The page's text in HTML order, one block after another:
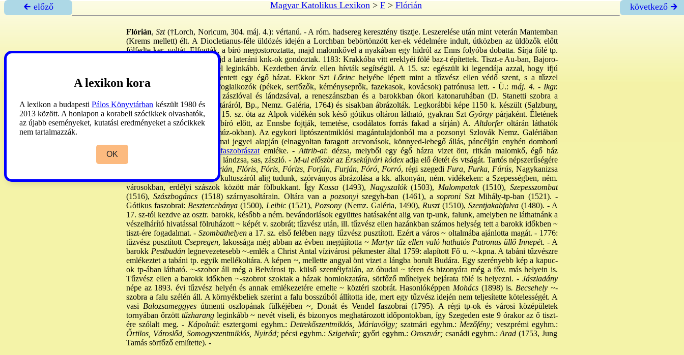
🡰 előző Magyar Katolikus Lexikon> F> Flórián következő 🡲
Flórián, Szt(†Lorch, Noricum, 304. máj. 4.): vértanú. - A róm. hadsereg keresztény tisztje. Leszerelése után mint veterán Mantemban
(Krems mellett) élt. A Diocletianus-féle üldözés idején a Lorchban bebörtönzött ker-ek védelmére indult, útközben az üldözők előtt
fölfedte ker. voltát. Elfogták, a bíró megostoroztatta, majd malomkővel a nyakában egy hídról az Enns folyóba dobatta. Sírja fölé tp.
épült, melyet a bencések, majd a lateráni knk-ok gondoztak. 1183: Krakkóba vitt ereklyéi fölé baz-t építettek. Tiszt-e Au-ban, Bajoro-
ban és Lengyo-ban terjedt el leginkább. Kezdetben árvíz ellen hívták segítségül. A 15. sz: egészült ki legendája azzal, hogy ifjú
korában imádságával megmentett egy égő házat. Ekkor Szt Lőrinc helyébe lépett mint a tűzvész ellen védő szent, s a tűzzel
kapcsolatos mesterségekkel foglalkozók (pékek, serfőzők, kéményseprők, fazekasok, kovácsok) patrónusa lett. - Ü.: máj. 4. - Ikgr.
Lovagi ruhában, páncélban, zászlóval és lándzsával, a reneszánszban és a barokkban ókori katonaruhában (D. Stanetti szobra a
körmöcbányai Mária-tp. főoltáráról, Bp., Nemz. Galéria, 1764) és sisakban ábrázolták. Legkorábbi képe 1150 k. készült (Salzburg,
Nonnberg-tp.). Álló alakja a 15. sz. óta az Alpok vidékén sok késő gótikus oltáron látható, gyakran Szt György párjaként. Életének
jelenetei (búcsú szüleitől, a bíró előtt, az Ennsbe fojtják, temetése, csodálatos forrás fakad a sírján) A. Altdorferoltárán láthatók
(1510/15 k., ma különféle múz-okban). Az egykori liptószentmiklósi magántulajdonból ma a pozsonyi Szlovák Nemz. Galériában
őrzött, 1490 k. faszobra formai jegyei alapján (elnagyoltan faragott arcvonások, könnyed-lebegő állás, páncélján enyhén domború
→faszobrászatemléke. - Attrib-ai: dézsa, melyből egy égő házra vizet önt, ritkán malomkő, égő ház
(Kefemarkt, főoltár, 1490 k.), lándzsa, sas, zászló. - M-ul előszöraz Érsekújvári kódex adja elő életét és vtságát. Tartós népszerűségére
Flórián, Flóris, Fóris, Fórizs, Forján, Furján, Fóró, Forró, régi szegedi Fura, Furka, Fúrús, Nagykanizsa
vidékén:Furgyán. - Kk. m. kultuszáról alig tudunk, szórványos ábrázolása a kk. alkonyán, ném. vidékeken: a Szepességben, ném.
városokban, erdélyi szászok között már fölbukkant. ÍgyKassa (1493), Nagyszalók(1503), Malompatak(1510), Szepesszombat
(1516), Szászbogáncs (1518) szárnyasoltárain. Oltára van a pozsonyiszegyh-ban (1461), a soproni Szt Mihály-tp-ban (1521). -
Gótikus faszobrai: Besztercebánya (1500), Leibic (1521), Pozsony (Nemz. Galéria, 1490), Ruszt(1510), Szentjakabfalva(1480). - A
17. sz-tól kezdve az osztr. barokk, később a ném. bevándorlások együttes hatásaként alig van tp-unk, falunk, amelyben ne láthatnánk a
vészelhárító hivatással fölruházott ~ képét v. szobrát; tűzvész után, ill. tűzvész ellen hazánkban számos helység tett a barokk időkben ~
tiszt-ére fogadalmat. - Szombathelyena 17. sz. első felében nagy tűzvész pusztított. Ezért a város ~ oltalmába ajánlotta magát. - 1776:
tűzvész pusztított Csepregen, lakossága még abban az évben megújította ~ Martyr tűz ellen való hathatós Patronus üllő Innepét. - A
barokk Pestbudánlegnevezetesebb ~-emlék a Christ Antal vízivárosi pékmester által 1759: alapított Fő u. ~-kpna. A tabáni tűzvészre
emlékeztet a tabáni tp. egyik mellékoltára. A képen ~, mellette angyal önt vizet a lángba borult Budára. Egy szerényebb kép a kapuc-
ok tp-ában látható. ~-szobor áll még a Belvárosi tp. külső szentélyfalán, az óbudai ~ téren és bizonyára még a főv. más helyein is.
Tűzvész ellen a barokk időkben ~-szobrot szoktak a házak homlokzatára, sörfőző műhelyek bejárata fölé is helyezni. - Jászladány
népe az 1893. évi tűzvész helyén és annak emlékezetére emelte ~ köztéri szobrát. Hasonlóképpen Mohács (1898) is. Becsehely ~-
szobra a falu szélén áll. A környékbeliek szerint a falu bosszúból állította ide, mert egy tűzvész idején nem teljesítette kötelességét. A
vasi Balozsameggyes útmenti oszlopának fülkéjében ~, Donát és Vendel faszobrai (1795). A régi tp-ok és városi középületek
tornyában őrzötttűzharangleginkább ~ nevét viseli, és bizonyos meghatározott időpontokban, így Szegeden este 9 órakor az ő tiszt-
ére szólalt meg. - Kápolnái: esztergomi egyhm.: Detrekőszentmiklós, Máriavölgy;szatmári egyhm.: Mezőfény; veszprémi egyhm.:
Őrtilos, Városlőd, Somogyszentmiklós, Nyirád;pécsi egyhm.: Szigetvár; győri egyhm.: Oroszvár; csanádi egyhm.: Arad (1753, Jung
Tamás sörfőző említette). -
A lexikon kora
A lexikon a budapesti Pálos Könyvtárban készült 1980 és
2013 között. A honlapon a korabeli szócikkek olvashatók,
az újabb eseményeket, kutatási eredményeket a szócikkek
nem tartalmazzák.
OK